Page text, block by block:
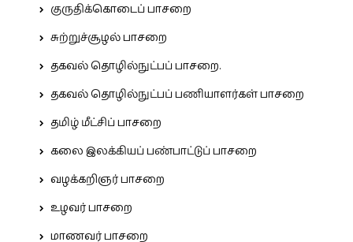
குருதிக்கொடைப் பாசறை
சுற்றுச்சூழல் பாசறை
தகவல் தொழில்நுட்பப் பாசறை.
தகவல் தொழில்நுட்பப் பணியாளர்கள் பாசறை
தமிழ் மீட்சிப் பாசறை
கலை இலக்கியப் பண்பாட்டுப் பாசறை
வழக்கறிஞர் பாசறை
உழவர் பாசறை
மாணவர் பாசறை